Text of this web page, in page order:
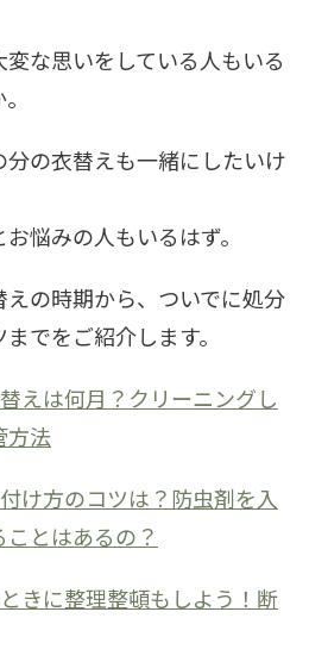
な思いをしている人もいる
の衣替えも一緒にしたいけ
悩みの人もいるはず。
の時期から、ついでに処分
でをご紹介します。
えは何月？クリーニングし
方法
け方のコツは？防虫剤を入
とはあるの？
きに整理整頓もしよう！断